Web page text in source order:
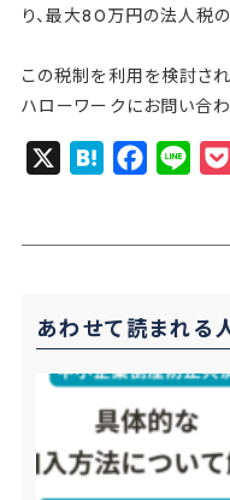
り、最大80万円の法人税
この税制を利用を検討さ
ハローワークにお問い合わ
H
a
o
k
あわせて読まれる